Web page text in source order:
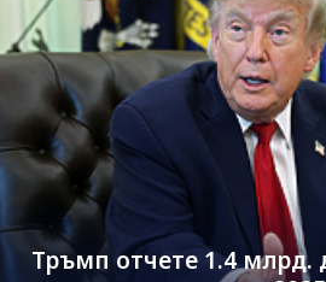
Тръмп отчете 1.4 млрд.